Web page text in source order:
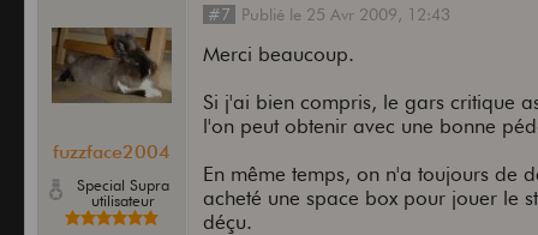
fuzzface2004
Special Supra
utilisateur
#7 Publié le 25 Avr 2009, 12:43
Merci beaucoup.
Si j'ai bien compris, le gars critique
l'on peut obtenir avec une bonne
En même temps, on n'a toujours de
acheté une space box pour jouer le
déçu.